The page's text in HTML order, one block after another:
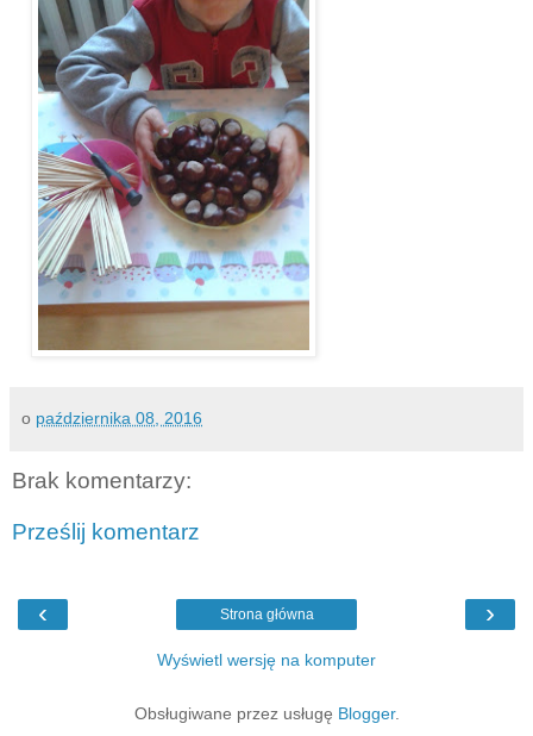
o października 08, 2016
Brak komentarzy:
Prześlij komentarz
‹ ›
Strona główna
Wyświetl wersję na komputer
Obsługiwane przez usługę Blogger.